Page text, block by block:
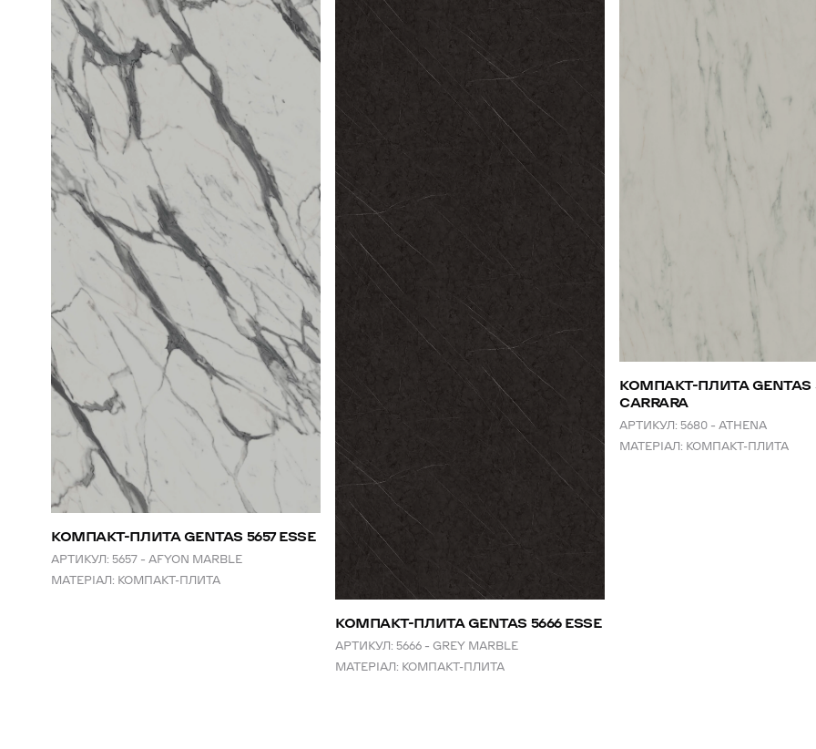
КОМПАКТ-ПЛИТА GENTAS 5657 ESSE
АРТИКУЛ: 5657 – AFYON MARBLE
МАТЕРІАЛ: КОМПАКТ-ПЛИТА
КОМПАКТ-ПЛИТА GENTAS 5666 ESSE
АРТИКУЛ: 5666 – GREY MARBLE
МАТЕРІАЛ: КОМПАКТ-ПЛИТА
КОМПАКТ-ПЛИТА GENTAS
CARRARA
АРТИКУЛ: 5680 – ATHENA
МАТЕРІАЛ: КОМПАКТ-ПЛИТА